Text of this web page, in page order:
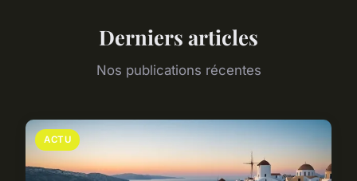
Derniers articles
Nos publications récentes
ACTU